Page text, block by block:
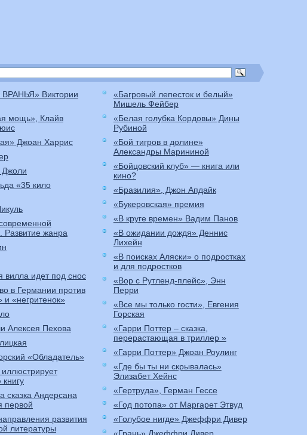
Виктории
мощь», Клайв
Джоан Харрис
«35 кило
Развитие жанра
вилла идет под снос
в Германии против
и «негритенок»
Алексея Пехова
«Обладатель»
сказка Андерсана
первой
развития
литературы
«Багровый лепесток и белый»
Мишель Фейбер
«Белая голубка Кордовы» Дины
Рубиной
«Бой тигров в долине»
Александры Марининой
«Бойцовский клуб» — книга или
кино?
«Бразилия», Джон Апдайк
«Букеровская» премия
«В круге времен» Вадим Панов
«В ожидании дождя» Деннис
Лихейн
«В поисках Аляски» о подростках
и для подростков
«Вор с Рутленд-плейс», Энн
Перри
«Все мы только гости», Евгения
Горская
«Гарри Поттер – сказка,
перерастающая в триллер »
«Гарри Поттер» Джоан Роулинг
«Где бы ты ни скрывалась»
Элизабет Хейнс
«Гертруда», Герман Гессе
«Год потопа» от Маргарет Этвуд
«Голубое нигде» Джеффри Дивер